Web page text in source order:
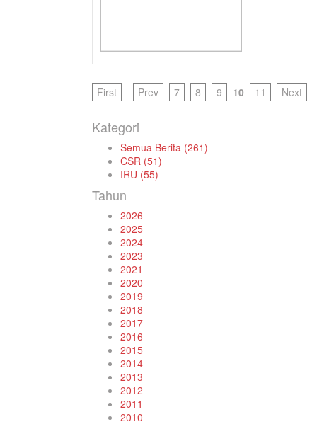
First Prev 7 8 9 10 11 Next
Kategori
Semua Berita (261)
CSR (51)
IRU (55)
Tahun
2026
2025
2024
2023
2021
2020
2019
2018
2017
2016
2015
2014
2013
2012
2011
2010